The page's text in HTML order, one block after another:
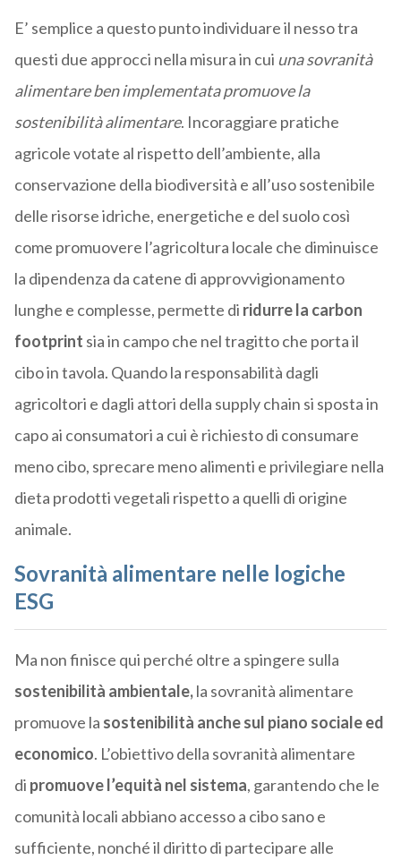
E’ semplice a questo punto individuare il nesso tra
questi due approcci nella misura in cui una sovranità
alimentare ben implementata promuove la
sostenibilità alimentare. Incoraggiare pratiche
agricole votate al rispetto dell’ambiente, alla
conservazione della biodiversità e all’uso sostenibile
delle risorse idriche, energetiche e del suolo così
come promuovere l’agricoltura locale che diminuisce
la dipendenza da catene di approvvigionamento
lunghe e complesse, permette di ridurre la carbon
footprint sia in campo che nel tragitto che porta il
cibo in tavola. Quando la responsabilità dagli
agricoltori e dagli attori della supply chain si sposta in
capo ai consumatori a cui è richiesto di consumare
meno cibo, sprecare meno alimenti e privilegiare nella
dieta prodotti vegetali rispetto a quelli di origine
animale.
Sovranità alimentare nelle logiche
ESG
Ma non finisce qui perché oltre a spingere sulla
sostenibilità ambientale,la sovranità alimentare
promuove la sostenibilità anche sul piano sociale ed
economico. L’obiettivo della sovranità alimentare
di promuove l’equità nel sistema, garantendo che le
comunità locali abbiano accesso a cibo sano e
sufficiente, nonché il diritto di partecipare alle